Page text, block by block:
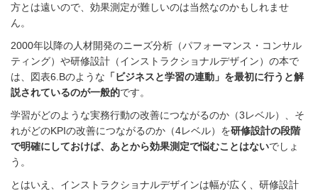
方とは遠いので、効果測定が難しいのは当然なのかもしれませ
ん。
2000年以降の人材開発のニーズ分析（パフォーマンス・コンサル
ティング）や研修設計（インストラクショナルデザイン）の本で
は、図表6.Bのような 「ビジネスと学習の連動」を最初に行うと解
説されているのが一般的です。
学習がどのような実務行動の改善につながるのか（3レベル）、そ
れがどのKPIの改善につながるのか（4レベル）を研修設計の段階
で明確にしておけば、あとから効果測定で悩むことはないでしょ
う。
とはいえ、インストラクショナルデザインは幅が広く、研修設計